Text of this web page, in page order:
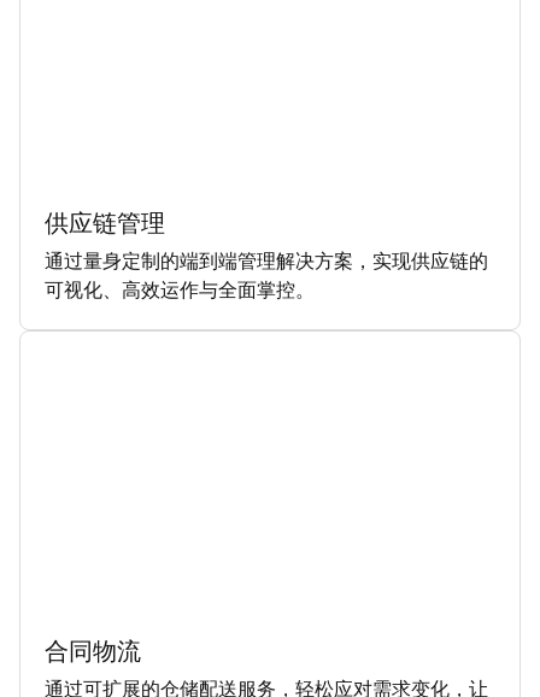
供应链管理
通过量身定制的端到端管理解决方案，实现供应链的
可视化、高效运作与全面掌控。
合同物流
通过可扩展的仓储配送服务，轻松应对需求变化，让